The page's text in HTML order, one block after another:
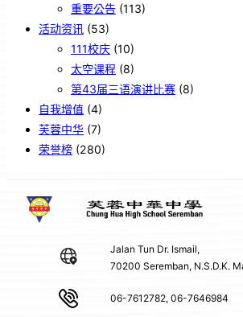
重要公告 (113)
活动资讯 (53)
111校庆 (10)
太空课程 (8)
第43届三语演讲比赛 (8)
自我增值 (4)
芙蓉中华 (7)
荣誉榜 (280)
Jalan Tun Dr. Ismail,
70200 Seremban, N.S.D.K.
06-7612782, 06-7646984